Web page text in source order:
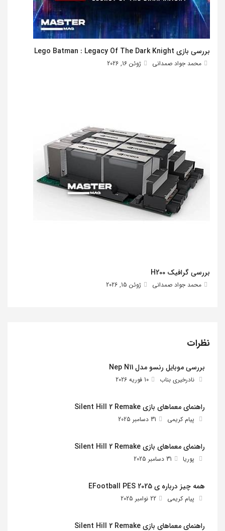
بررسی بازی Lego Batman : Legacy Of The Dark Knight
محمد جواد صمدانی ژوئن 16, 2026
بررسی گرافیک H200
محمد جواد صمدانی ژوئن 15, 2026
نظرات
بررسی موبایل رنسو مدل Nep N11
نادرخیری بناب 10 فوریه 2026
راهنمای معماهای بازی Silent Hill 2 Remake
پیام کریمی 31 دسامبر 2025
راهنمای معماهای بازی Silent Hill 2 Remake
پوریا 31 دسامبر 2025
همه چیز درباره ی EFootball PES 2025
پیام کریمی 22 نوامبر 2025
راهنمای معماهای بازی Silent Hill 2 Remake